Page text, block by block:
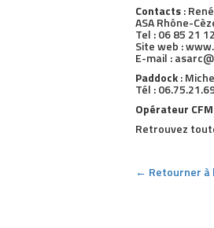
Contacts:
ASA Rhône-
Tel : 06 85 21
Site web :
E-mail :
Paddock:
Tél :
Opérateur CFM
Retrouvez
← Retourner